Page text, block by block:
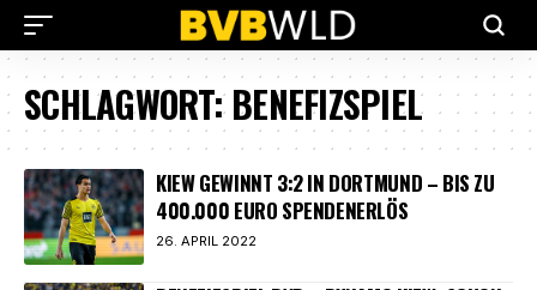
SCHLAGWORT:BENEFIZSPIEL
KIEW GEWINNT 3:2 IN DORTMUND – BIS ZU
400.000 EURO SPENDENERLÖS
26. APRIL 2022